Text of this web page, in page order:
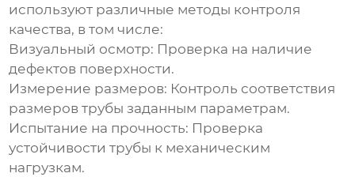
используют различные методы контроля
качества, в том числе:
Визуальный осмотр: Проверка на наличие
дефектов поверхности.
Измерение размеров: Контроль соответствия
размеров трубы заданным параметрам.
Испытание на прочность: Проверка
устойчивости трубы к механическим
нагрузкам.